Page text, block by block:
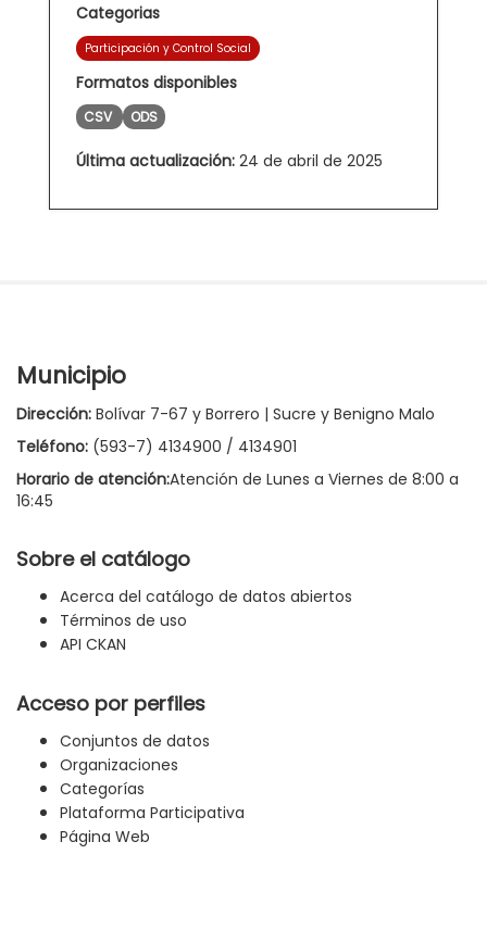
Categorias
Participación y Control Social
Formatos disponibles
CSV ODS
Última actualización: 24 de abril de 2025
Municipio
Dirección: Bolívar 7-67 y Borrero | Sucre y Benigno Malo
Teléfono: (593-7) 4134900 / 4134901
Horario de atención:Atención de Lunes a Viernes de 8:00 a
16:45
Sobre el catálogo
Acerca del catálogo de datos abiertos
Términos de uso
API CKAN
Acceso por perfiles
Conjuntos de datos
Organizaciones
Categorías
Plataforma Participativa
Página Web